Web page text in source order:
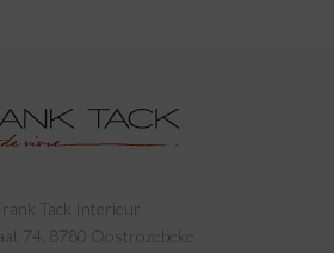
Tack Interieur
74, 8780 Oostrozebeke